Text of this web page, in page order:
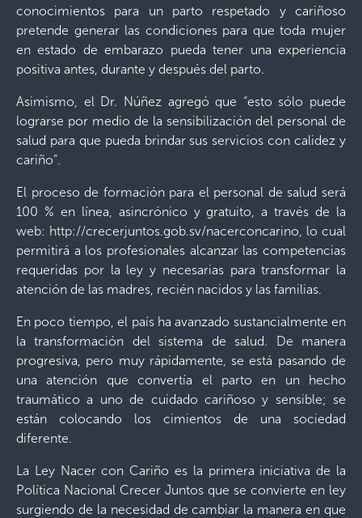
conocimientos para un parto respetado y cariñoso
pretende generar las condiciones para que toda mujer
en estado de embarazo pueda tener una experiencia
positiva antes, durante y después del parto.
Asimismo, el Dr. Núñez agregó que “esto sólo puede
lograrse por medio de la sensibilización del personal de
salud para que pueda brindar sus servicios con calidez y
cariño”.
El proceso de formación para el personal de salud será
100 % en línea, asincrónico y gratuito, a través de la
web: http://crecerjuntos.gob.sv/nacerconcarino, lo cual
permitirá a los profesionales alcanzar las competencias
requeridas por la ley y necesarias para transformar la
atención de las madres, recién nacidos y las familias.
En poco tiempo, el país ha avanzado sustancialmente en
la transformación del sistema de salud. De manera
progresiva, pero muy rápidamente, se está pasando de
una atención que convertía el parto en un hecho
traumático a uno de cuidado cariñoso y sensible; se
están colocando los cimientos de una sociedad
diferente.
La Ley Nacer con Cariño es la primera iniciativa de la
Política Nacional Crecer Juntos que se convierte en ley
surgiendo de la necesidad de cambiar la manera en que